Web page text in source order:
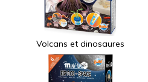
Volcans et dinosaures